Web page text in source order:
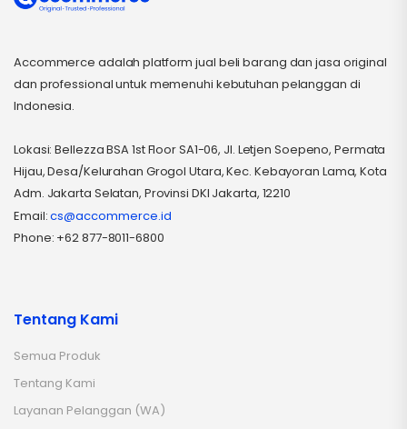
Accommerce adalah platform jual beli barang dan jasa original
dan professional untuk memenuhi kebutuhan pelanggan di
Indonesia.
Lokasi: Bellezza BSA 1st Floor SA1-06, Jl. Letjen Soepeno, Permata
Hijau, Desa/Kelurahan Grogol Utara, Kec. Kebayoran Lama, Kota
Adm. Jakarta Selatan, Provinsi DKI Jakarta, 12210
Email:cs@accommerce.id
Phone: +62 877-8011-6800
Tentang Kami
Semua Produk
Tentang Kami
Layanan Pelanggan (WA)